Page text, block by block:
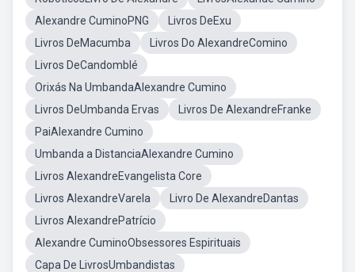
Alexandre CuminoPNG
Livros DeExu
Livros DeMacumba
Livros Do AlexandreComino
Livros DeCandomblé
Orixás Na UmbandaAlexandre Cumino
Livros DeUmbanda Ervas
Livros De AlexandreFranke
PaiAlexandre Cumino
Umbanda a DistanciaAlexandre Cumino
Livros AlexandreEvangelista Core
Livros AlexandreVarela
Livro De AlexandreDantas
Livros AlexandrePatrício
Alexandre CuminoObsessores Espirituais
Capa De LivrosUmbandistas